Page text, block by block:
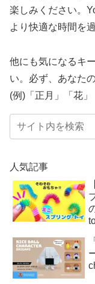
楽しみください。
より快適な時間を
他にも気になるキ
い。必ず、あな
(例)「正月」「花
人気記事